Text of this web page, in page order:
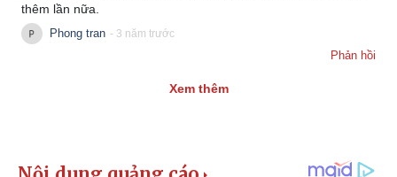
thêm lần nữa.
Phong tran - 3 năm trước
Phản hồi
Xem thêm